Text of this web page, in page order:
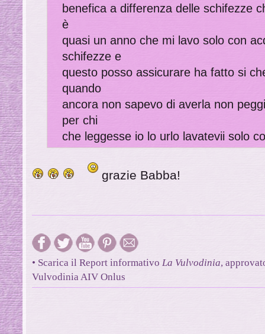
benefica a differenza delle schifezze
è
quasi un anno che mi lavo solo con
schifezze e
questo posso assicurare ha fatto si
quando
ancora non sapevo di averla non
per chi
che leggesse io lo urlo lavatevii solo
grazie Babba!
• Scarica il Report informativo La Vulvodinia,
Vulvodinia AIV Onlus